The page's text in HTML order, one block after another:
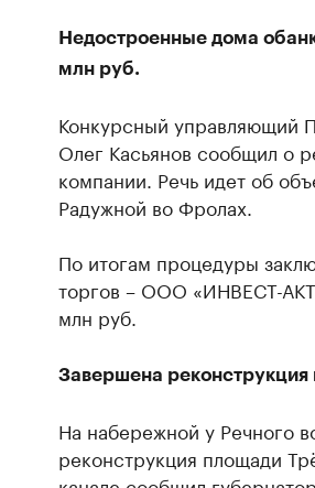
Недостроенные дома
млн руб.
Конкурсный управляющий
Олег Касьянов сообщил о
компании. Речь идет об
Радужной во Фролах.
По итогам процедуры
торгов – ООО «ИНВЕСТ-
млн руб.
Завершена
На набережной у Речного
реконструкция площади